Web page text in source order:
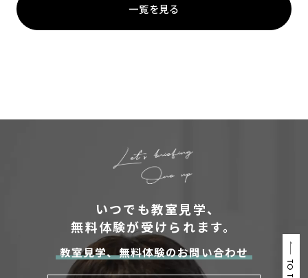
一覧を見る
いつでも教室見学、
無料体験が受けられます。
教室見学、無料体験のお問い合わせ